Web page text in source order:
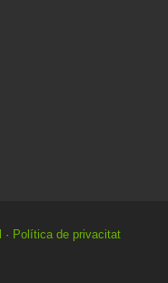
· Política de privacitat